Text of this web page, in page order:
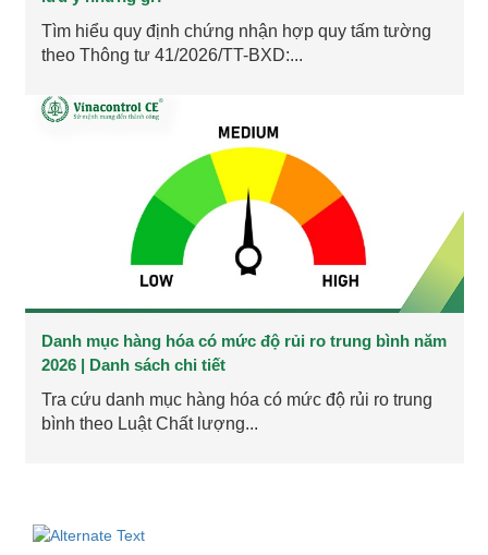
Tìm hiểu quy định chứng nhận hợp quy tấm tường
theo Thông tư 41/2026/TT-BXD:...
Danh mục hàng hóa có mức độ rủi ro trung bình năm
2026 | Danh sách chi tiết
Tra cứu danh mục hàng hóa có mức độ rủi ro trung
bình theo Luật Chất lượng...